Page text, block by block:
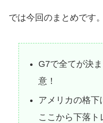
では今回のまとめです。
G7で全てが決
意！
アメリカの格下
ここから下落ト